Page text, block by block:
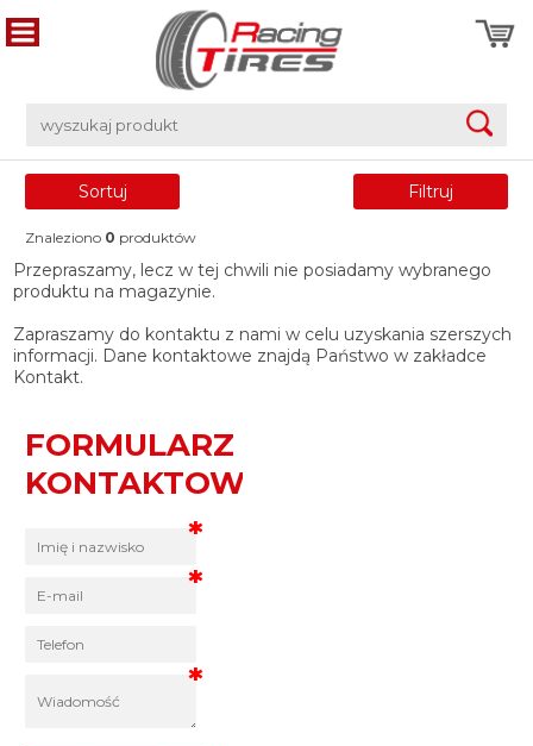
Filtruj
Sortuj
Znaleziono 0 produktów
Przepraszamy, lecz w tej chwili nie posiadamy wybranego
produktu na magazynie.
Zapraszamy do kontaktu z nami w celu uzyskania szerszych
informacji. Dane kontaktowe znajdą Państwo w zakładce
Kontakt.
FORMULARZ
KONTAKTOWY